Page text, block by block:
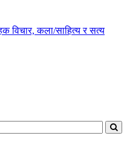
विचार, कला/साहित्य र सत्य